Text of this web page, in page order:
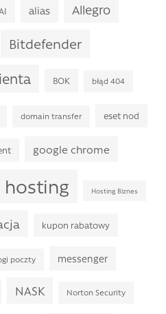
alias Allegro
Bitdefender
BOK błąd 404
domain transfer eset nod
google chrome
hosting Hosting Biznes
kupon rabatowy
poczty messenger
NASK Norton Security